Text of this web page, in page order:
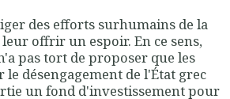
des efforts surhumains de la
offrir un espoir. En ce sens,
pas tort de proposer que les
désengagement de l'État grec
un fond d'investissement pour